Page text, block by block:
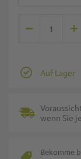
Auf Lager
wenn Sie
Bekomme